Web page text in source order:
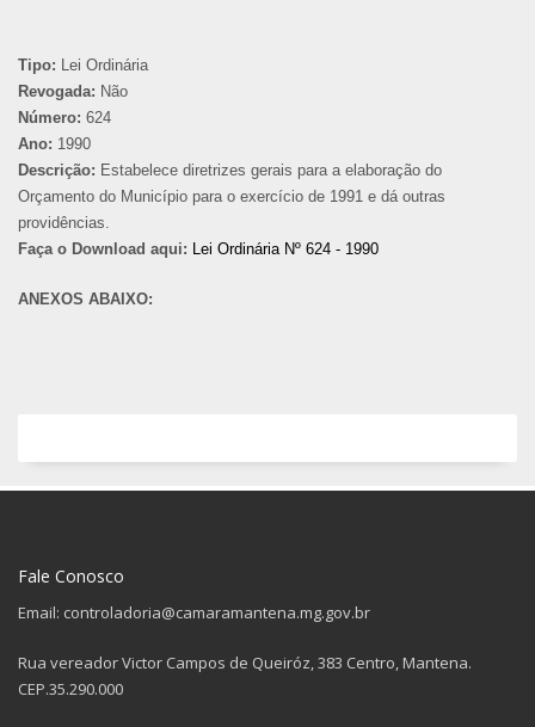
Tipo: Lei Ordinária
Revogada: Não
Número: 624
Ano: 1990
Descrição: Estabelece diretrizes gerais para a elaboração do
Orçamento do Município para o exercício de 1991 e dá outras
providências.
Faça o Download aqui: Lei Ordinária Nº 624 - 1990
ANEXOS ABAIXO:
Fale Conosco
Email: controladoria@camaramantena.mg.gov.br
Rua vereador Victor Campos de Queiróz, 383 Centro, Mantena.
CEP.35.290.000